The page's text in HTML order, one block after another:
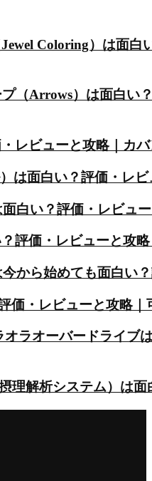
Coloring）は面
（Arrows）は面白い
レビューと攻略｜カ
は面白い？評価・レ
面白い？評価・レビ
評価・レビューと攻
今から始めても面白
価・レビューと攻略
ラオーバードライブ
理解析システム）は